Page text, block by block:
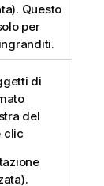
Questo
per
di
del
clic